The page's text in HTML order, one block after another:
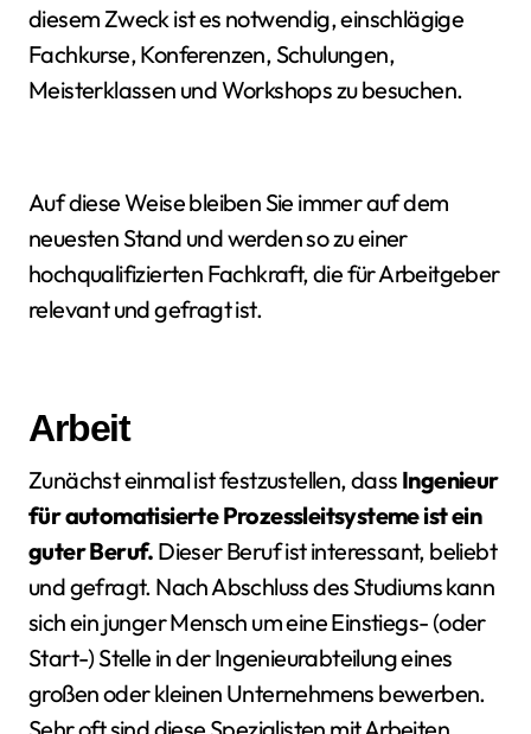
diesem Zweck ist es notwendig, einschlägige
Fachkurse, Konferenzen, Schulungen,
Meisterklassen und Workshops zu besuchen.
Auf diese Weise bleiben Sie immer auf dem
neuesten Stand und werden so zu einer
hochqualifizierten Fachkraft, die für Arbeitgeber
relevant und gefragt ist.
Arbeit
Zunächst einmal ist festzustellen, dass Ingenieur
für automatisierte Prozessleitsysteme ist ein
guter Beruf. Dieser Beruf ist interessant, beliebt
und gefragt. Nach Abschluss des Studiums kann
sich ein junger Mensch um eine Einstiegs- (oder
Start-) Stelle in der Ingenieurabteilung eines
großen oder kleinen Unternehmens bewerben.